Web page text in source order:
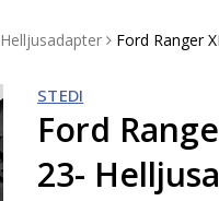
Helljusadapter Ford Ranger
STEDI
Ford
23-